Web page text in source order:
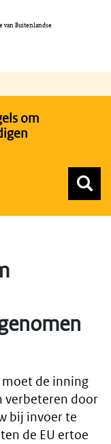
van Buitenlandse
om
moet de inning
verbeteren door
bij invoer te
de EU ertoe